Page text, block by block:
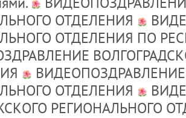
ОТДЕЛЕНИЯ
ОТДЕЛЕНИЯ ПО
ОТДЕЛЕНИЯ
РЕГИОНАЛЬНОГО